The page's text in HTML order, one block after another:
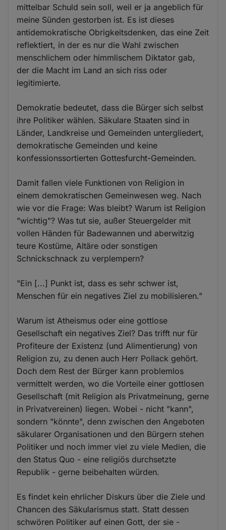
mittelbar Schuld sein soll, weil er ja angeblich für
meine Sünden gestorben ist. Es ist dieses
antidemokratische Obrigkeitsdenken, das eine Zeit
reflektiert, in der es nur die Wahl zwischen
menschlichem oder himmlischem Diktator gab,
der die Macht im Land an sich riss oder
legitimierte.
Demokratie bedeutet, dass die Bürger sich selbst
ihre Politiker wählen. Säkulare Staaten sind in
Länder, Landkreise und Gemeinden untergliedert,
demokratische Gemeinden und keine
konfessionssortierten Gottesfurcht-Gemeinden.
Damit fallen viele Funktionen von Religion in
einem demokratischen Gemeinwesen weg. Nach
wie vor die Frage: Was bleibt? Warum ist Religion
"wichtig"? Was tut sie, außer Steuergelder mit
vollen Händen für Badewannen und aberwitzig
teure Kostüme, Altäre oder sonstigen
Schnickschnack zu verplempern?
"Ein [...] Punkt ist, dass es sehr schwer ist,
Menschen für ein negatives Ziel zu mobilisieren."
Warum ist Atheismus oder eine gottlose
Gesellschaft ein negatives Ziel? Das trifft nur für
Profiteure der Existenz (und Alimentierung) von
Religion zu, zu denen auch Herr Pollack gehört.
Doch dem Rest der Bürger kann problemlos
vermittelt werden, wo die Vorteile einer gottlosen
Gesellschaft (mit Religion als Privatmeinung, gerne
in Privatvereinen) liegen. Wobei - nicht "kann",
sondern "könnte", denn zwischen den Angeboten
säkularer Organisationen und den Bürgern stehen
Politiker und noch immer viel zu viele Medien, die
den Status Quo - eine religiös durchsetzte
Republik - gerne beibehalten würden.
Es findet kein ehrlicher Diskurs über die Ziele und
Chancen des Säkularismus statt. Statt dessen
schwören Politiker auf einen Gott, der sie -